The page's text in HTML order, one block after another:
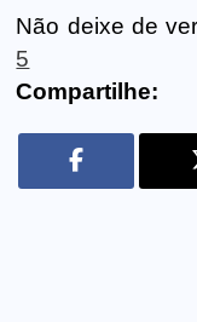
Não deixe de
5
Compartilhe: